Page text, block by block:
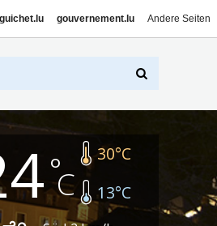
guichet.lu gouvernement.lu Andere Seiten
30°C
13°C